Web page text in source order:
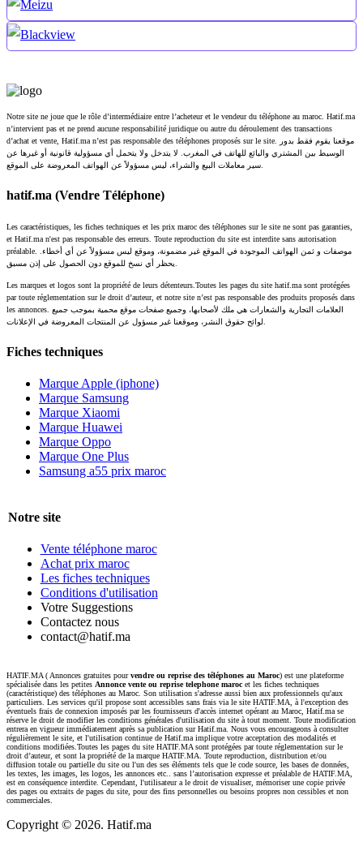
Notre site ne joue que le rôle d’intermédiaire entre l’acheteur et le vendeur du téléphone au maroc. Hatif.ma
n’intervient pas et ne prend aucune responsabilité juridique ou autre du déroulement des transactions
d’achat et vente, Hatif.ma n’est pas responsable des téléphones proposés sur le site. موقعنا يقوم فقط بدور
الوسيط بين المشتري والبائع للهاتف في المغرب. لا يتدخل ولا يتحمل أي مسؤولية قانونية أو غيرها عن
hatif.ma (Vendre Téléphone)
Les caractéristiques, les fiches techniques et les prix maroc des téléphones sur le site ne sont pas garanties,
et Hatif.ma n'est pas responsable des erreurs. Toute reproduction du site est interdite sans autorisation
préalable. موصفات و ثمن الهواتف الموجودة في الموقع غير مضمونة، وموقع ليس مسؤولاً عن أي أخطاء.
Les marques et logos sont la propriété de leurs détenteurs.Toutes les pages du site hatif.ma sont protégées
par toute réglementation sur le droit d’auteur, et notre site n’est pas responsable des produits proposés dans
les annonces. العلامات التجارية والشعارات هي ملك لأصحابها، وجميع صفحات موقع محمية بموجب جميع
Fiches techniques
Marque Apple (iphone)
Marque Samsung
Marque Xiaomi
Marque Huawei
Marque Oppo
Marque One Plus
Samsung a55 prix maroc
Notre site
Vente téléphone maroc
Achat prix maroc
Les fiches techniques
Conditions d'utilisation
Votre Suggestions
Contactez nous
contact@hatif.ma
HATIF.MA ( Annonces gratuites pourvendre ou reprise des téléphones au Maroc) est une plateforme
spécialisée dans les petites Annonce vente ou reprise telephone maroc et les fiches techniques
(caractéristique) des téléphones au Maroc. Son utilisation s'adresse aussi bien aux professionnels qu'aux
particuliers. Les services qu'il propose sont accessibles sans frais via le site HATIF.MA, à l'exception des
éventuels frais de connexion imposés par les fournisseurs d'accès internet opérant au Maroc, Hatif.ma se
réserve le droit de modifier les conditions générales d'utilisation du site à tout moment. Toute modification
entrera en vigueur immédiatement après sa publication sur Hatif.ma. Nous vous encourageons à consulter
régulièrement le site, et l'utilisation continue de Hatif.ma implique votre acceptation des modalités et
conditions modifiées.Toutes les pages du site HATIF.MA sont protégées par toute réglementation sur le
droit d’auteur, et sont la propriété de la marque HATIF.MA. Toute reproduction, distribution et/ou
diffusion totale ou partielle du site ou l'un des ses éléments tels que le code source, les bases de données,
les textes, les images, les logos, les annonces etc.. sans l’autorisation expresse et préalable de HATIF.MA,
est en conséquence interdite. Cependant, l'utilisateur a le droit de visualiser, mémoriser une copie privée
des pages ou extraits de pages du site, pour des fins personnelles ou besoins propres non cessibles et non
commerciales.
Copyright © 2026. Hatif.ma